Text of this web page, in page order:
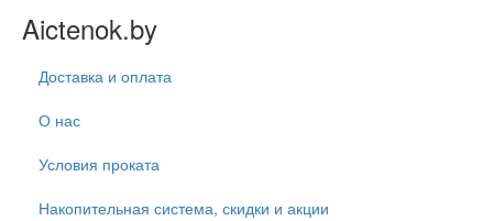
Aictenok.by
Доставка и оплата
О нас
Условия проката
Накопительная система, скидки и акции